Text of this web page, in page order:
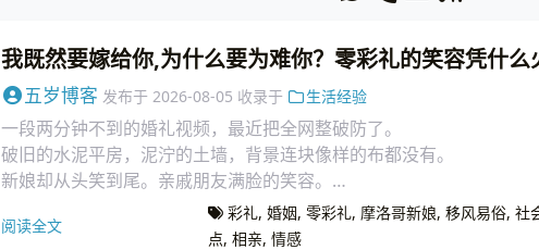
我既然要嫁给你,为什么要为难你？零彩礼的笑容凭什么
五岁博客 发布于 2026-08-05 收录于 生活经验
一段两分钟不到的婚礼视频，最近把全网整破防了。
破旧的水泥平房，泥泞的土墙，背景连块像样的布都没有。
新娘却从头笑到尾。亲戚朋友满脸的笑容。
那不是客气的微笑，是笑得眼睛都眯没了、整个人在发光的那种笑。
阅读全文
彩礼, 婚姻, 零彩礼, 摩洛哥新娘, 移风易俗, 社
点, 相亲, 情感